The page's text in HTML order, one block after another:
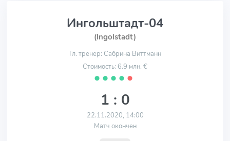
Ингольштадт-04
(Ingolstadt)
Гл. тренер: Сабрина Виттманн
Стоимость: 6.9 млн. €
⬤ ⬤ ⬤ ⬤ ⬤
1 : 0
22.11.2020, 14:00
Матч окончен